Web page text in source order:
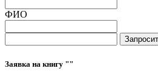
ФИО
Заявка на книгу ""